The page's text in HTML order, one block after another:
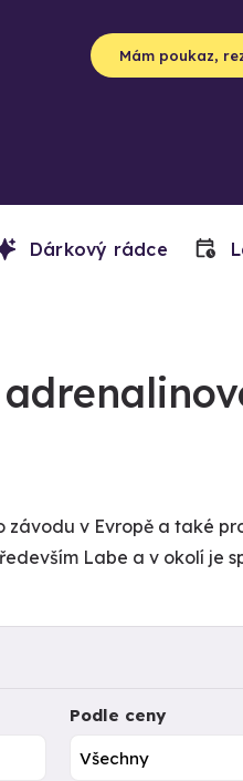
Mám poukaz,
Dárkový rádce
v Evropě a také
Labe a v okolí je
Podle ceny